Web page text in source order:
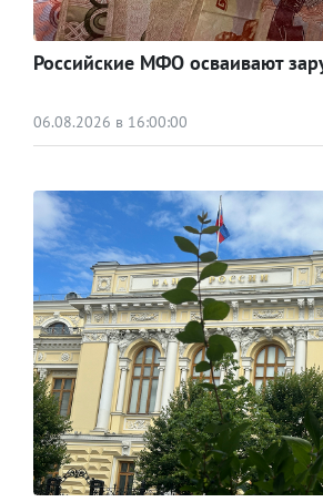
Российские МФО осваивают
06.08.2026 в 16:00:00